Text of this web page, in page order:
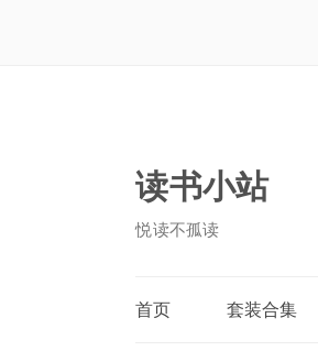
读书小站
悦读不孤读
首页 套装合集